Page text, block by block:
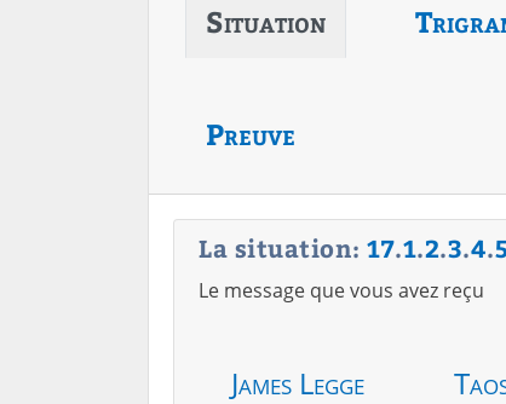
Situation
Preuve
La situation: 17.1.2.3.4.
Le message que vous avez reçu
James Legge